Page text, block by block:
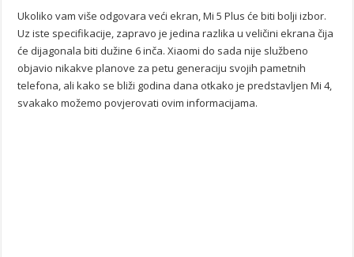
Ukoliko vam više odgovara veći ekran, Mi 5 Plus će biti bolji izbor.
Uz iste specifikacije, zapravo je jedina razlika u veličini ekrana čija
će dijagonala biti dužine 6 inča. Xiaomi do sada nije službeno
objavio nikakve planove za petu generaciju svojih pametnih
telefona, ali kako se bliži godina dana otkako je predstavljen Mi 4,
svakako možemo povjerovati ovim informacijama.